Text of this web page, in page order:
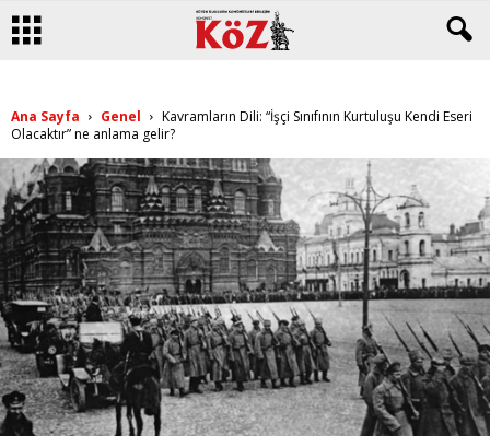
Ana Sayfa Genel
Kavramların Dili: “İşçi Sınıfının Kurtuluşu Kendi Eseri
Olacaktır” ne anlama gelir?